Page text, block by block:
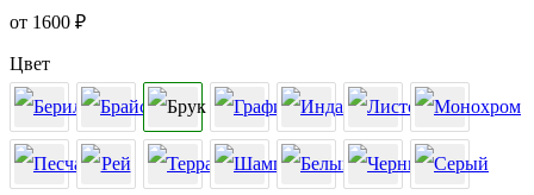
от 1600 ₽
Цвет